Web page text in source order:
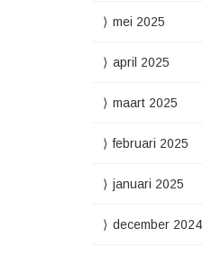
mei 2025
april 2025
maart 2025
februari 2025
januari 2025
december 2024